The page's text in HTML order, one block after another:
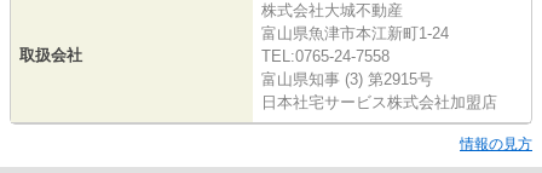
取扱会社
株式会社大城不動産
富山県魚津市本江新町1-24
TEL:0765-24-7558
富山県知事 (3) 第2915号
日本社宅サービス株式会社加盟店
情報の見方